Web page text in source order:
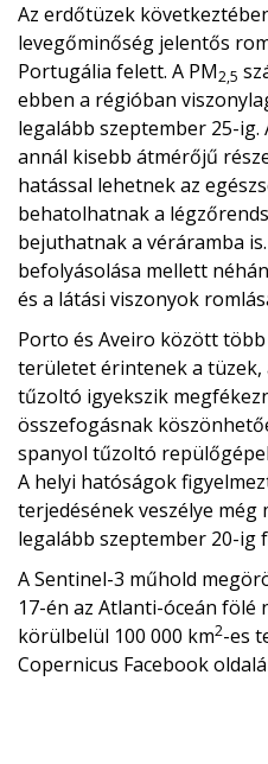
Az erdőtüzek
levegőminőség jelentős
Portugália felett. A PM2,5
ebben a régióban
legalább szeptember 25-ig.
annál kisebb átmérőjű
hatással lehetnek az
behatolhatnak a
bejuthatnak a véráramba
befolyásolása mellett
és a látási viszonyok
Porto és Aveiro között
területet érintenek a tüzek,
tűzoltó igyekszik
összefogásnak
spanyol tűzoltó
A helyi hatóságok
terjedésének veszélye
legalább szeptember 20-ig
A Sentinel-3 műhold
17-én az Atlanti-óceán fölé
körülbelül 100 000 km2-es
Copernicus Facebook